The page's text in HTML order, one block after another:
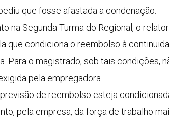
que fosse afastada a condenação.
na Segunda Turma do Regional, o
que condiciona o reembolso à
Para o magistrado, sob tais condições,
pela empregadora.
previsão de reembolso esteja
pela empresa, da força de trabalho